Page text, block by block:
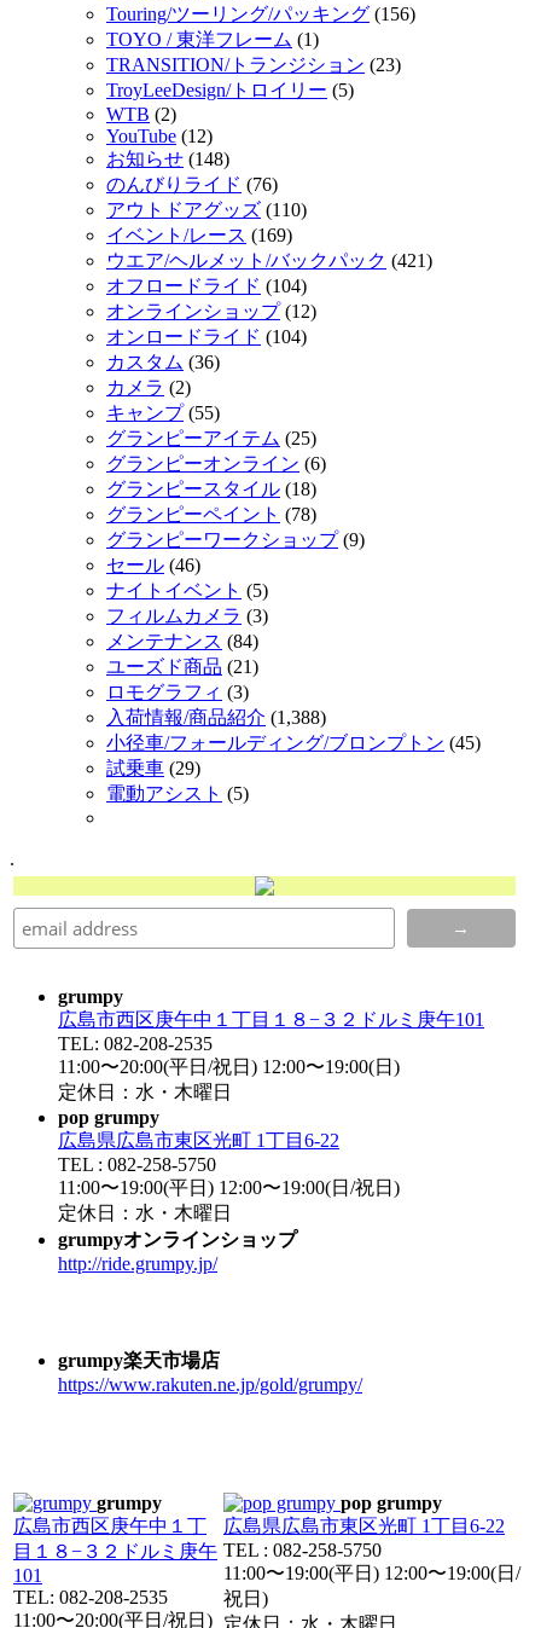
Touring/ツーリング/パッキング (156)
TOYO / 東洋フレーム (1)
TRANSITION/トランジション (23)
TroyLeeDesign/トロイリー (5)
WTB (2)
YouTube (12)
お知らせ (148)
のんびりライド (76)
アウトドアグッズ (110)
イベント/レース (169)
ウエア/ヘルメット/バックパック (421)
オフロードライド (104)
オンラインショップ(12)
オンロードライド (104)
カスタム (36)
カメラ (2)
キャンプ(55)
グランピーアイテム (25)
グランピーオンライン (6)
グランピースタイル (18)
グランピーペイント (78)
グランピーワークショップ(9)
セール (46)
ナイトイベント (5)
フィルムカメラ (3)
メンテナンス (84)
ユーズド商品 (21)
ロモグラフィ (3)
入荷情報/商品紹介 (1,388)
小径車/フォールディング/ブロンプトン (45)
試乗車 (29)
電動アシスト (5)
.
grumpy
広島市西区庚午中１丁目１８−３２ドルミ庚午101
TEL: 082-208-2535
11:00〜20:00(平日/祝日) 12:00〜19:00(日)
定休日：水・木曜日
pop grumpy
広島県広島市東区光町 1丁目6-22
TEL : 082-258-5750
11:00〜19:00(平日) 12:00〜19:00(日/祝日)
定休日：水・木曜日
grumpyオンラインショップ
http://ride.grumpy.jp/
grumpy楽天市場店
https://www.rakuten.ne.jp/gold/grumpy/
grumpy
広島市西区庚午中１丁
目１８−３２ドルミ庚午
101
TEL: 082-208-2535
11:00〜20:00(平日/祝日)
pop grumpy
広島県広島市東区光町 1丁目6-22
TEL : 082-258-5750
11:00〜19:00(平日) 12:00〜19:00(日/
祝日)
定休日：水・木曜日